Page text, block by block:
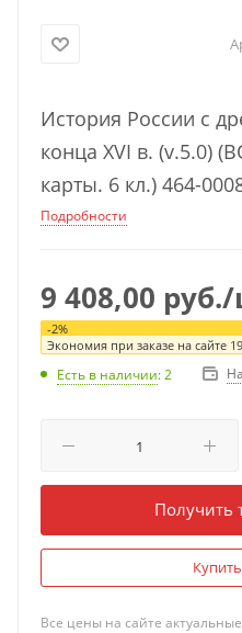
История России с
конца XVI в. (v.5.0)
карты. 6 кл.) 464-
Подробности
9 408,00 руб./
-2%
Экономия при заказе на сайте
Есть в наличии: 2
Получить
Все цены на сайте